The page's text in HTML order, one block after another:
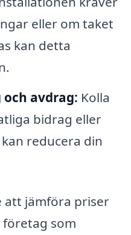
eller om taket
kan detta
avdrag: Kolla
bidrag eller
reducera din
att jämföra priser
som